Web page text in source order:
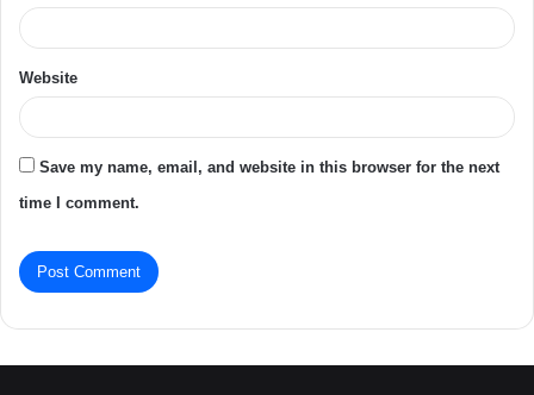
Website
Save my name, email, and website in this browser for the next
time I comment.